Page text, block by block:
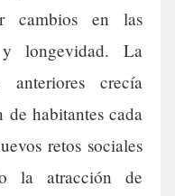
cambios en las
longevidad. La
crecía
habitantes cada
retos sociales
la atracción de